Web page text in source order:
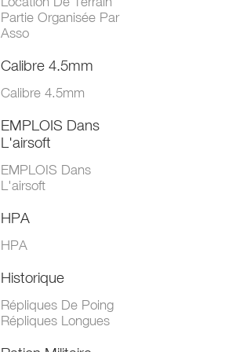
Partie Organisée Par
Asso
Calibre 4.5mm
Calibre 4.5mm
EMPLOIS Dans
L'airsoft
EMPLOIS Dans
L'airsoft
HPA
HPA
Historique
Répliques De Poing
Répliques Longues